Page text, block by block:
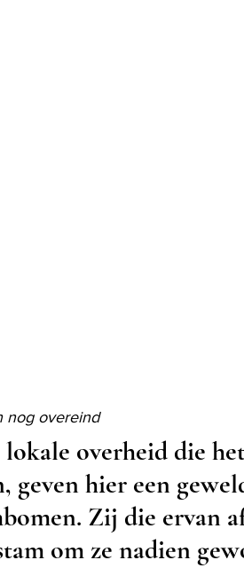
nog overeind
overheid die
geven hier een
Zij die ervan
om ze nadien